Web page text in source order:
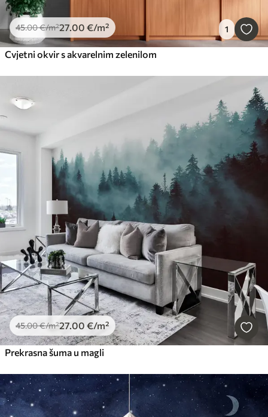
45.00€/m²27.00 €/m² 1
Cvjetni okvir s akvarelnim zelenilom
45.00€/m²27.00 €/m²
Prekrasna šuma u magli